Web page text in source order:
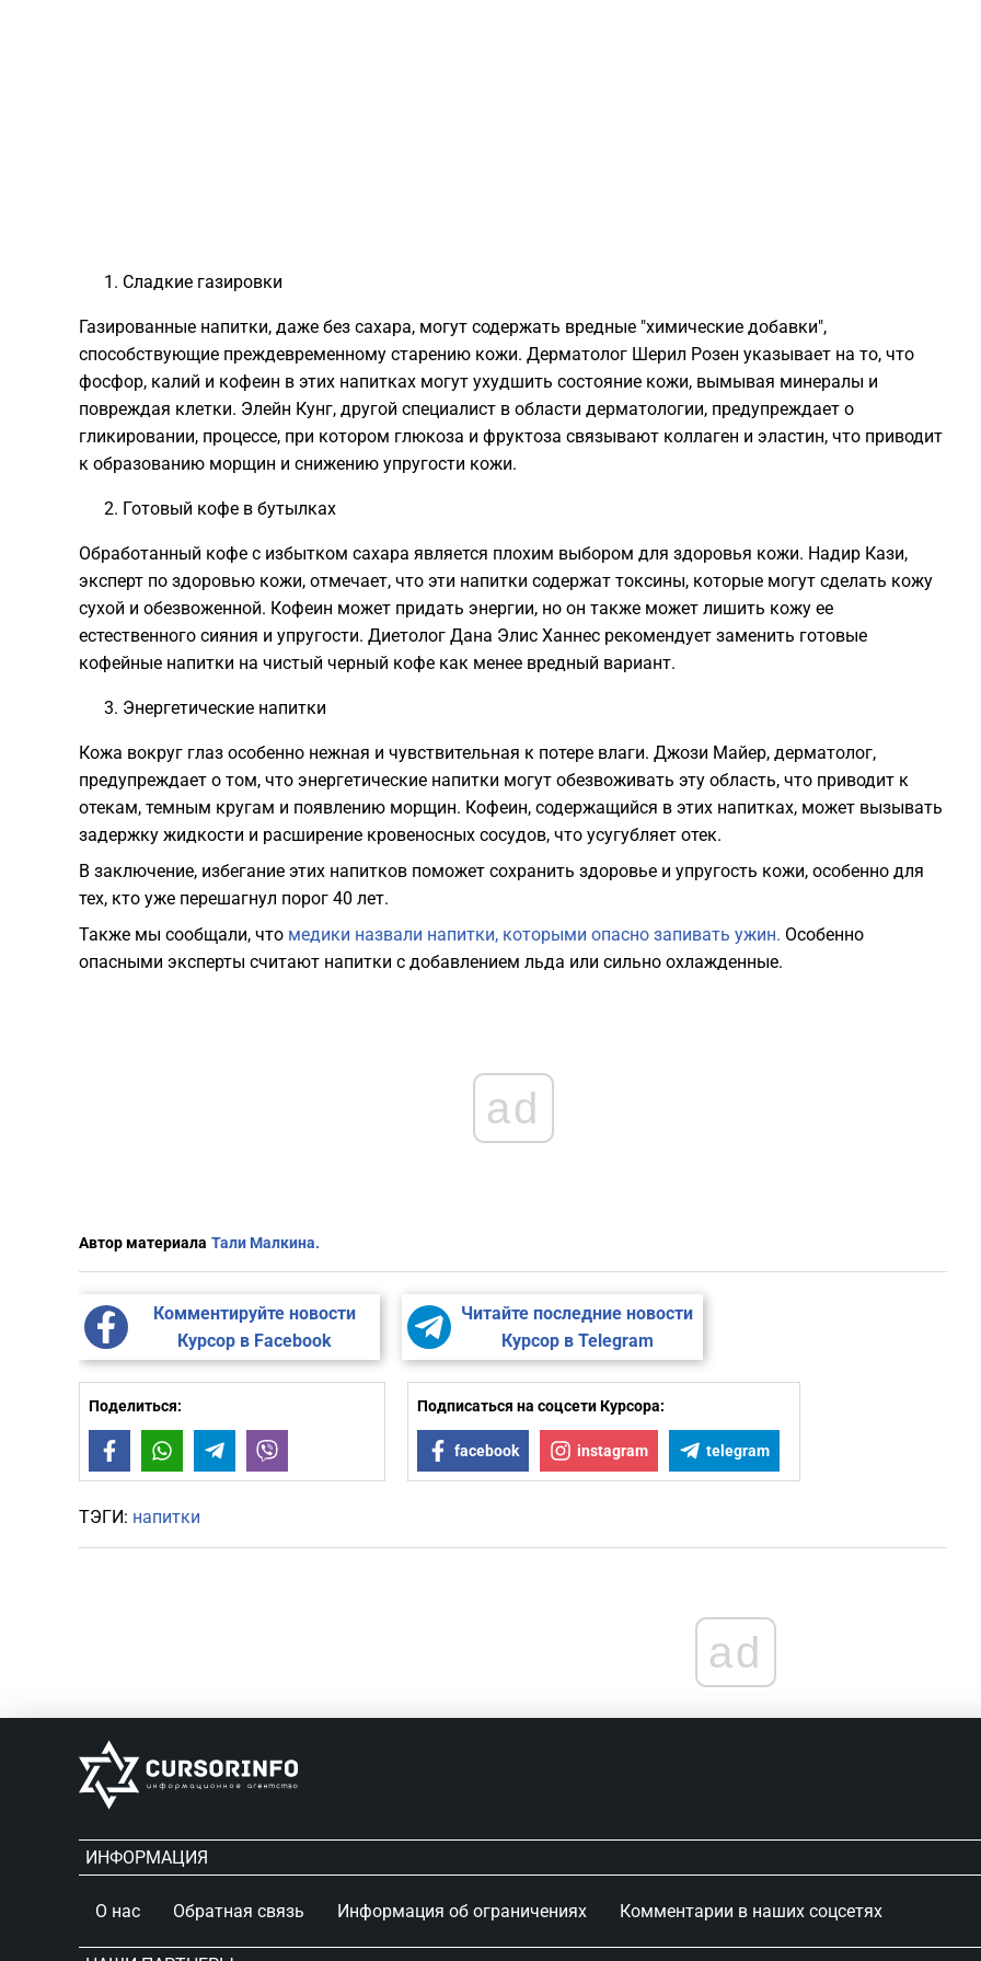
Сладкие газировки
Газированные напитки, даже без сахара, могут содержать вредные "химические добавки",
способствующие преждевременному старению кожи. Дерматолог Шерил Розен указывает на то, что
фосфор, калий и кофеин в этих напитках могут ухудшить состояние кожи, вымывая минералы и
повреждая клетки. Элейн Кунг, другой специалист в области дерматологии, предупреждает о
гликировании, процессе, при котором глюкоза и фруктоза связывают коллаген и эластин, что приводит
к образованию морщин и снижению упругости кожи.
Готовый кофе в бутылках
Обработанный кофе с избытком сахара является плохим выбором для здоровья кожи. Надир Кази,
эксперт по здоровью кожи, отмечает, что эти напитки содержат токсины, которые могут сделать кожу
сухой и обезвоженной. Кофеин может придать энергии, но он также может лишить кожу ее
естественного сияния и упругости. Диетолог Дана Элис Ханнес рекомендует заменить готовые
кофейные напитки на чистый черный кофе как менее вредный вариант.
Энергетические напитки
Кожа вокруг глаз особенно нежная и чувствительная к потере влаги. Джози Майер, дерматолог,
предупреждает о том, что энергетические напитки могут обезвоживать эту область, что приводит к
отекам, темным кругам и появлению морщин. Кофеин, содержащийся в этих напитках, может вызывать
задержку жидкости и расширение кровеносных сосудов, что усугубляет отек.
В заключение, избегание этих напитков поможет сохранить здоровье и упругость кожи, особенно для
тех, кто уже перешагнул порог 40 лет.
Также мы сообщали, что медики назвали напитки, которыми опасно запивать ужин. Особенно
опасными эксперты считают напитки с добавлением льда или сильно охлажденные.
ad
Автор материала Тали Малкина.
Комментируйте новости
Курсор в Facebook
Читайте последние новости
Курсор в Telegram
Поделиться:
FacebookWhatsAppTelegram
Подписаться на соцсети Курсора:
facebook instagram telegram
ТЭГИ: напитки
Ближний Восток: Все актуальные
новости в одном месте
ad